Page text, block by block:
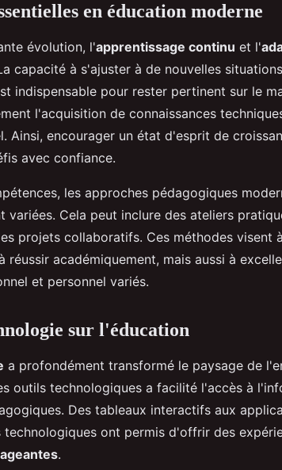
en éducation moderne
évolution, l'apprentissage continu et l'
capacité à s'ajuster à de nouvelles
indispensable pour rester pertinent sur le
l'acquisition de connaissances
Ainsi, encourager un état d'esprit de
avec confiance.
les approches pédagogiques
variées. Cela peut inclure des ateliers
projets collaboratifs. Ces méthodes visent
réussir académiquement, mais aussi à
et personnel variés.
sur l'éducation
a profondément transformé le paysage de
outils technologiques a facilité l'accès à
Des tableaux interactifs aux
technologiques ont permis d'offrir des
.